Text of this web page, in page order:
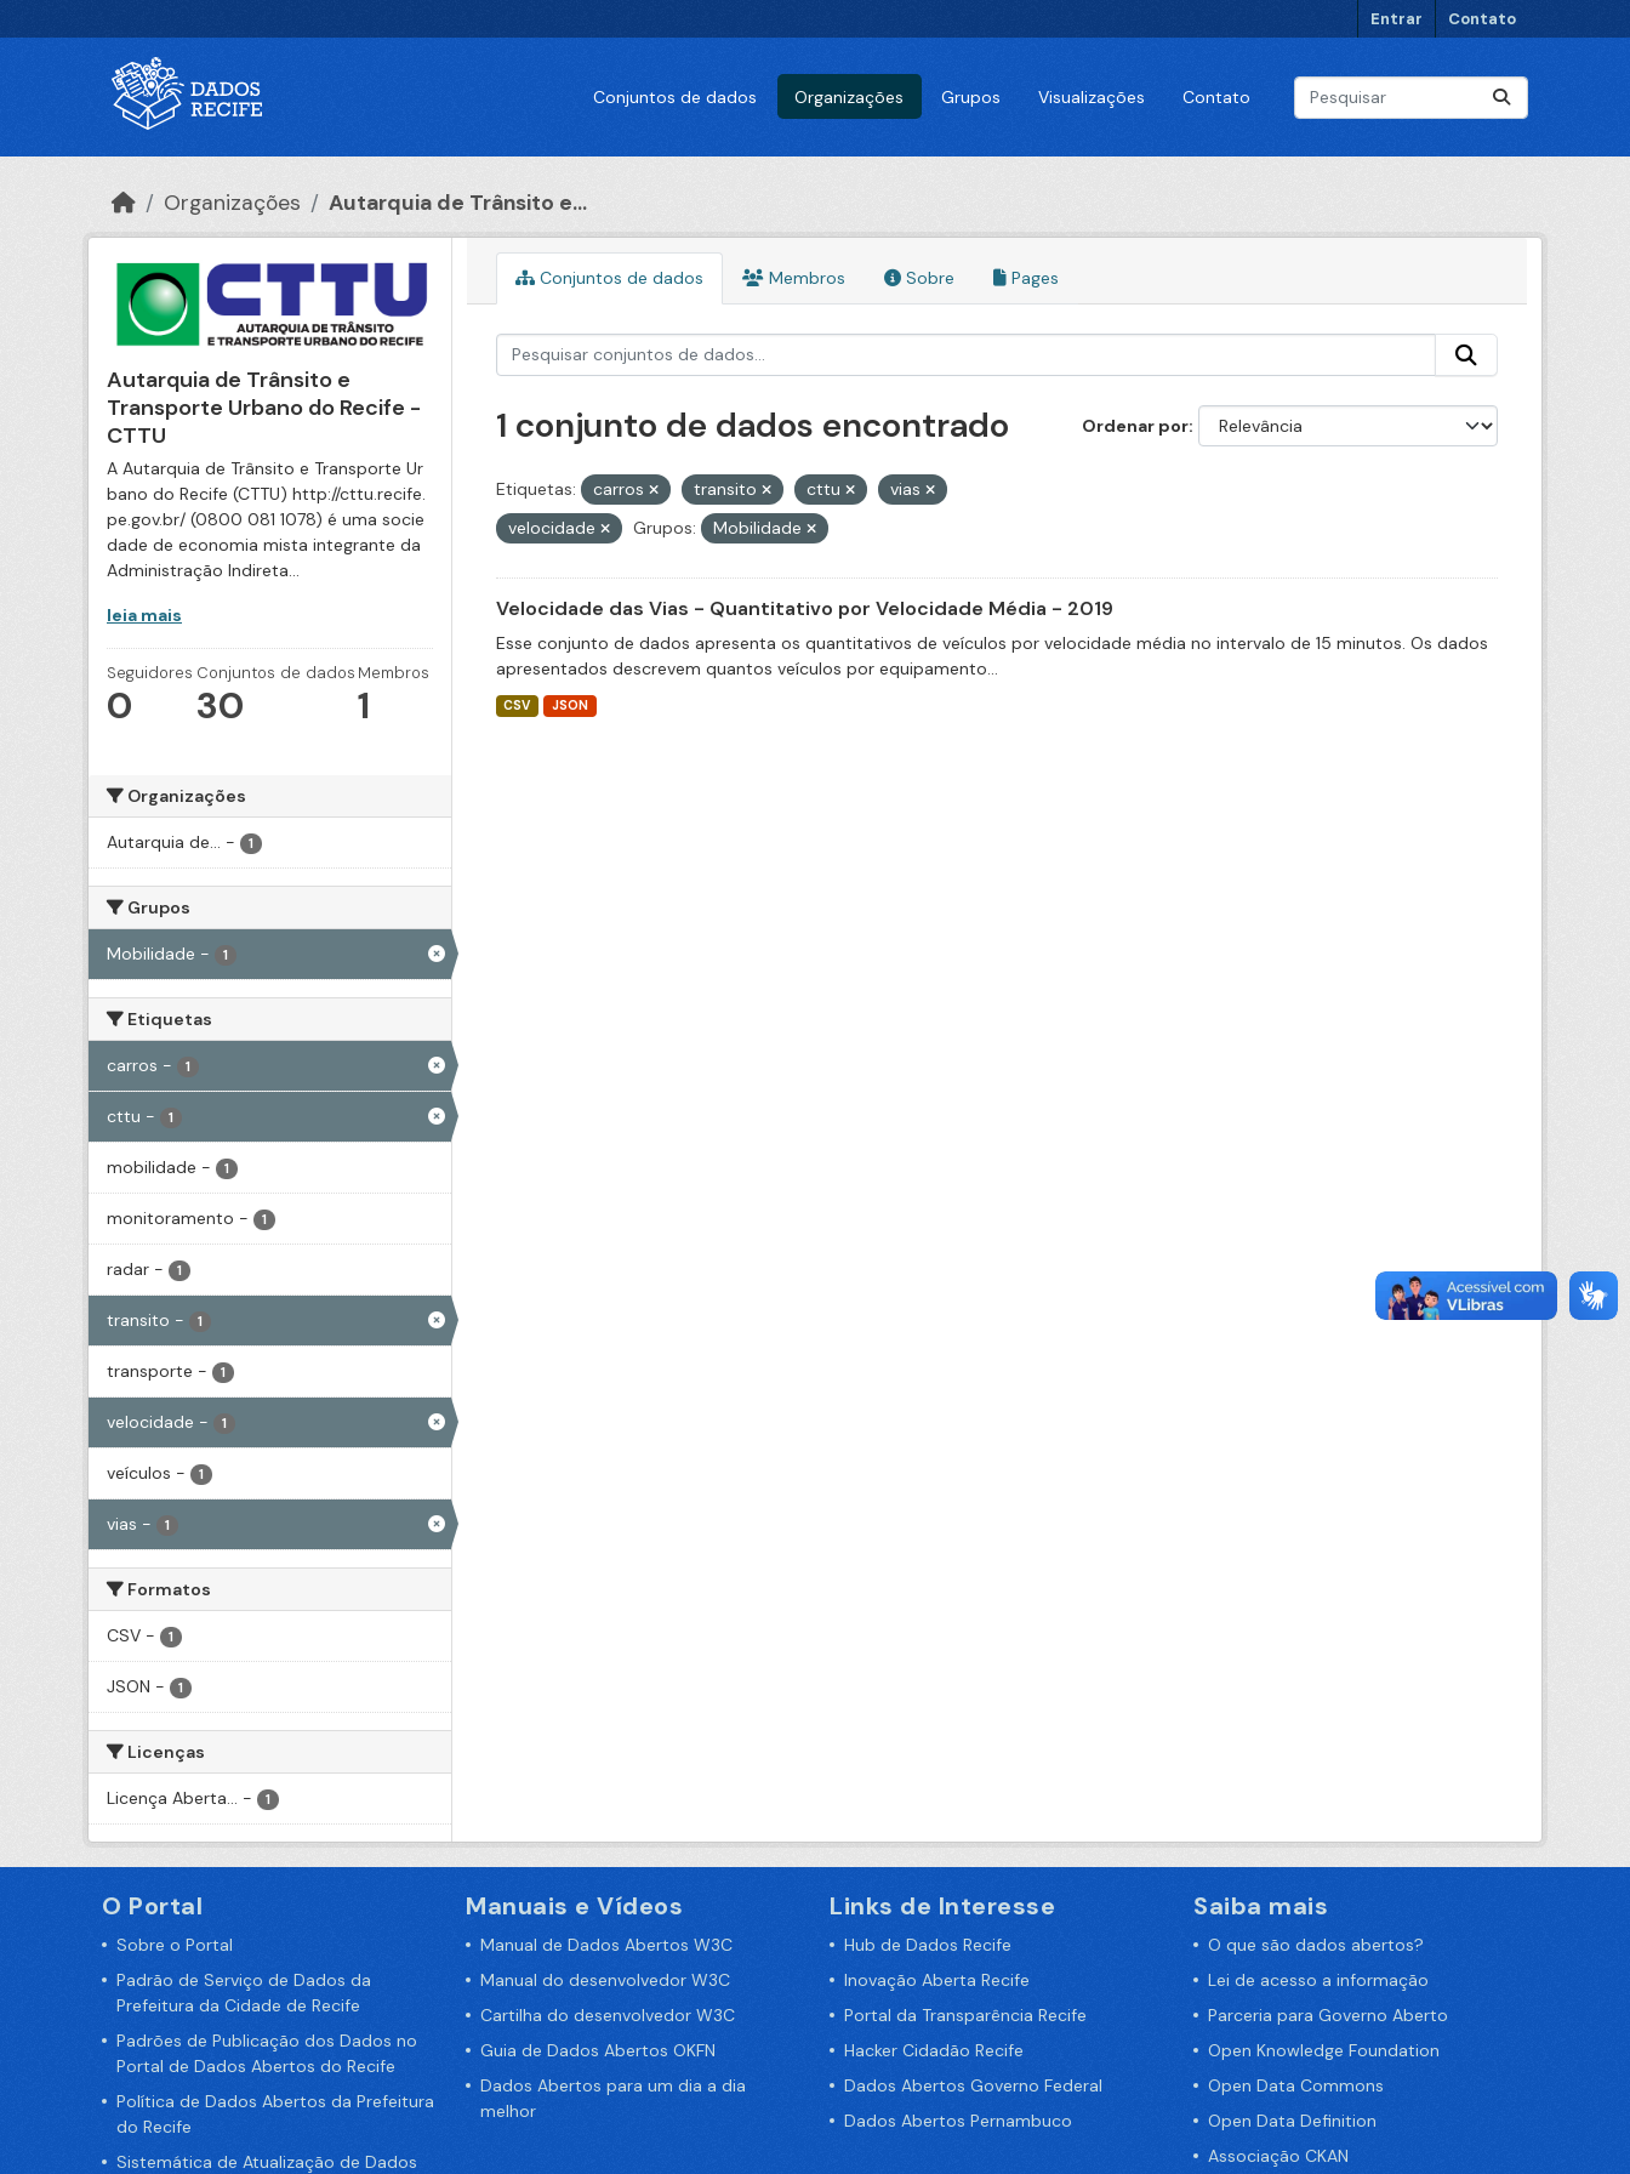
Entrar Contato
Conjuntos de dados Organizações Grupos Visualizações Contato
Organizações Autarquia de Trânsito e...
Autarquia de Trânsito e
Transporte Urbano do Recife -
CTTU
A Autarquia de Trânsito e Transporte Ur
bano do Recife (CTTU) http://cttu.recife.
pe.gov.br/ (0800 081 1078) é uma socie
dade de economia mista integrante da
Administração Indireta...
leia mais
Seguidores
0
Conjuntos de dados
30
Membros
1
Organizações
Autarquia de... - 1
Grupos
Mobilidade - 1
Etiquetas
carros - 1
cttu - 1
mobilidade - 1
monitoramento - 1
radar - 1
transito - 1
transporte - 1
velocidade - 1
veículos - 1
vias - 1
Formatos
CSV - 1
JSON - 1
Licenças
Licença Aberta... - 1
Conjuntos de dados Membros Sobre Pages
Ordenar por
1 conjunto de dados encontrado
Etiquetas: carros transito cttu
vias
velocidade
Grupos: Mobilidade
Velocidade das Vias - Quantitativo por Velocidade Média - 2019
Esse conjunto de dados apresenta os quantitativos de veículos por velocidade média no intervalo de 15 minutos. Os dados
apresentados descrevem quantos veículos por equipamento...
CSV JSON
O Portal
Sobre o Portal
Padrão de Serviço de Dados da
Prefeitura da Cidade de Recife
Padrões de Publicação dos Dados no
Portal de Dados Abertos do Recife
Política de Dados Abertos da Prefeitura
do Recife
Sistemática de Atualização de Dados
Manuais e Vídeos
Manual de Dados Abertos W3C
Manual do desenvolvedor W3C
Cartilha do desenvolvedor W3C
Guia de Dados Abertos OKFN
Dados Abertos para um dia a dia
melhor
Links de Interesse
Hub de Dados Recife
Inovação Aberta Recife
Portal da Transparência Recife
Hacker Cidadão Recife
Dados Abertos Governo Federal
Dados Abertos Pernambuco
Saiba mais
O que são dados abertos?
Lei de acesso a informação
Parceria para Governo Aberto
Open Knowledge Foundation
Open Data Commons
Open Data Definition
Associação CKAN